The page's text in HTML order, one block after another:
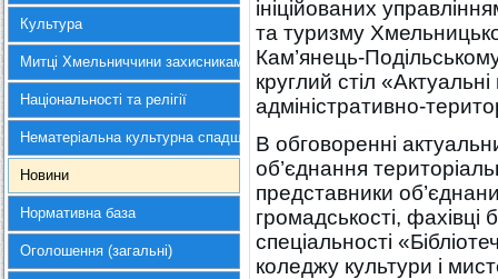
Культура
Митці Хмельниччини захисникам України
Національності та релігії
Нематеріальна культурна спадщина
Новини
Нормативна база
Оголошення (загальні)
ініційованих
та туризму
Кам’янець-
круглий стіл
адміністративно-
В обговоренні
об’єднання
представники
громадськості, фахівці
спеціальності
коледжу культури і